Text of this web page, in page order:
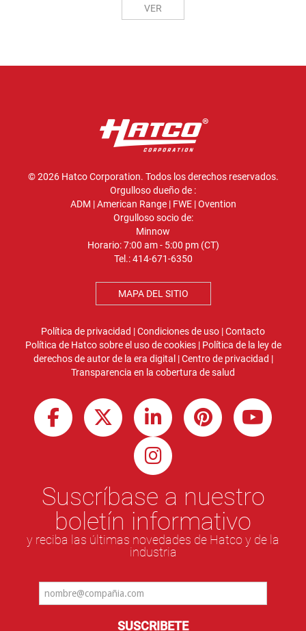
VER
© 2026 Hatco Corporation. Todos los derechos reservados.
Orgulloso dueño de :
ADM |American Range| FWE|Ovention
Orgulloso socio de:
Minnow
Horario: 7:00 am - 5:00 pm (CT)
Tel.:414-671-6350
MAPA DEL SITIO
Política de privacidad |Condiciones de uso |Contacto
Política de Hatco sobre el uso de cookies| Política de la ley de
derechos de autor de la era digital |Centro de privacidad |
Transparencia en la cobertura de salud
Suscríbase a nuestro
boletín informativo
y reciba las últimas novedades de Hatco y de la
industria
SUSCRIBETE